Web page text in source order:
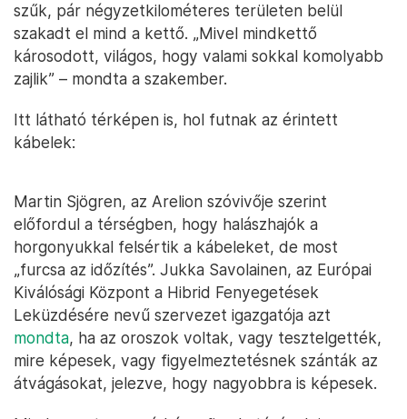
szűk, pár négyzetkilométeres területen belül
szakadt el mind a kettő. „Mivel mindkettő
károsodott, világos, hogy valami sokkal komolyabb
zajlik” – mondta a szakember.
Itt látható térképen is, hol futnak az érintett
kábelek:
Martin Sjögren, az Arelion szóvivője szerint
előfordul a térségben, hogy halászhajók a
horgonyukkal felsértik a kábeleket, de most
„furcsa az időzítés”. Jukka Savolainen, az Európai
Kiválósági Központ a Hibrid Fenyegetések
Leküzdésére nevű szervezet igazgatója azt
mondta, ha az oroszok voltak, vagy tesztelgették,
mire képesek, vagy figyelmeztetésnek szánták az
átvágásokat, jelezve, hogy nagyobbra is képesek.